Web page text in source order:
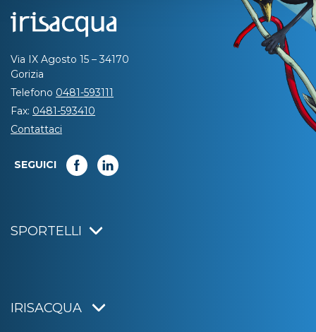
Via IX Agosto 15 – 34170
Gorizia
Telefono 0481-593111
Fax: 0481-593410
Contattaci
SEGUICI
SPORTELLI
IRISACQUA